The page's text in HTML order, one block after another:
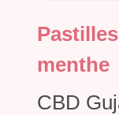
menthe
CBD